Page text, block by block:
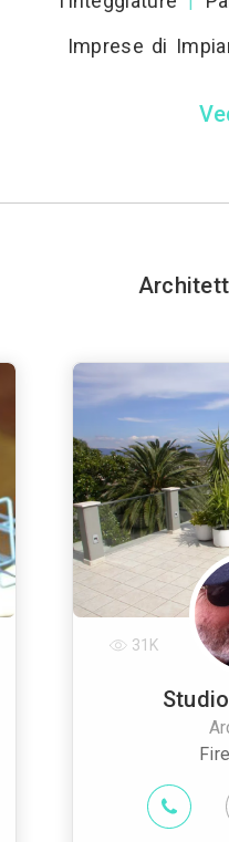
Imprese di
31K